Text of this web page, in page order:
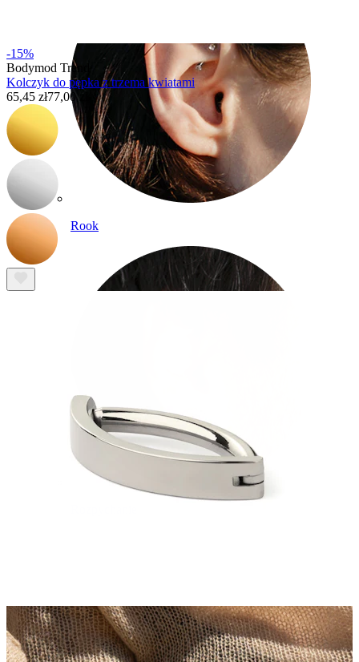
Rook
14K złota biżuteria
-15%
Bodymod Trend
Kolczyk do pępka z trzema kwiatami
65,45 zł77,00 zł